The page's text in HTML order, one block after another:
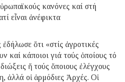
κανόνες καί στή
εἶναι ἀνέφικτα
ὅτι «στίς ἀγροτικές
καί κάποιοι γιά τούς ὁποίους τό
ἤ τούς ὅποιους ἐλέγχους
ἀλλά οἱ ἁρμόδιες Ἀρχές. Οἱ